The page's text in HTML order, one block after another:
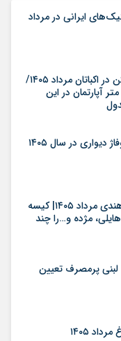
ایرانی در مرداد
لیست قیمت خرید مسکن در اکباتان مرداد ۱۴۰۵/
آپارتمان در این
در سال ۱۴۰۵
قیمت جدید انواع برنج هندی مرداد ۱۴۰۵| کیسه
مژده و…را چند
محصول لبنی پرمصرف تعیین
۱۴۰۵